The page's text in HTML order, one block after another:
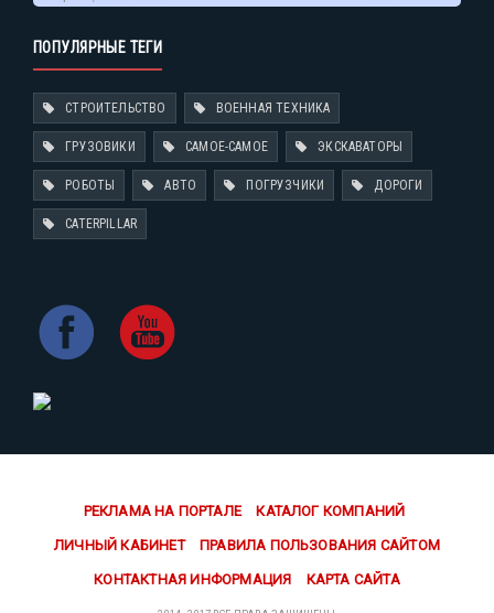
ПОПУЛЯРНЫЕ ТЕГИ
СТРОИТЕЛЬСТВО ВОЕННАЯ ТЕХНИКА
ГРУЗОВИКИ САМОЕ-САМОЕ ЭКСКАВАТОРЫ
РОБОТЫ АВТО ПОГРУЗЧИКИ ДОРОГИ
CATERPILLAR
РЕКЛАМА НА ПОРТАЛЕ КАТАЛОГ КОМПАНИЙ
ЛИЧНЫЙ КАБИНЕТ ПРАВИЛА ПОЛЬЗОВАНИЯ САЙТОМ
КОНТАКТНАЯ ИНФОРМАЦИЯ КАРТА САЙТА